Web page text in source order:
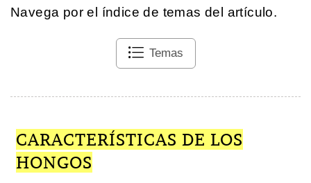
Navega por el índice de temas del artículo.
Temas
CARACTERÍSTICAS DE LOS
HONGOS